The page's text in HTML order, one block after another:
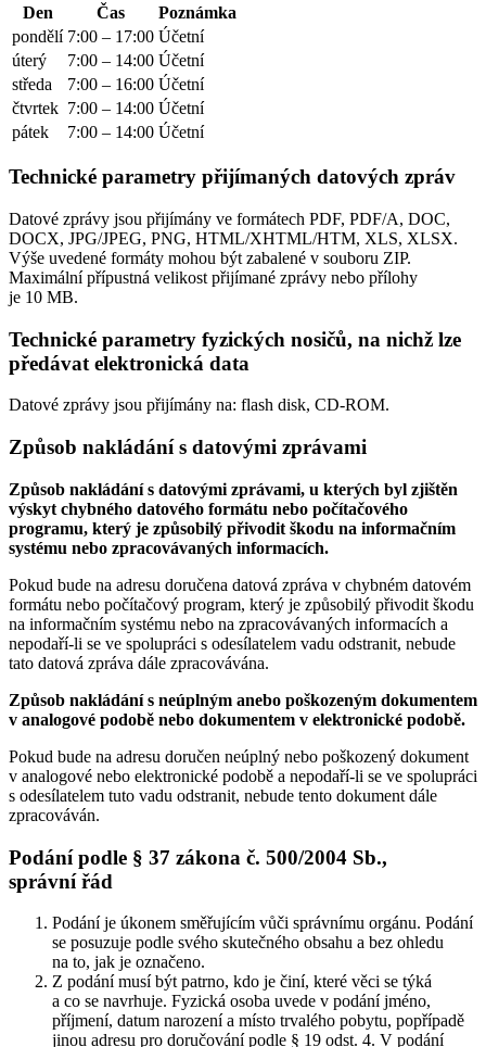
Den
Čas
Poznámka
pondělí 7:00 – 17:00 Účetní
úterý
7:00 – 14:00 Účetní
středa
7:00 – 16:00 Účetní
čtvrtek 7:00 – 14:00 Účetní
pátek
7:00 – 14:00 Účetní
Technické parametry přijímaných datových zpráv
Datové zprávy jsou přijímány ve formátech PDF, PDF/A, DOC,
DOCX, JPG/JPEG, PNG, HTML/XHTML/HTM, XLS, XLSX.
Výše uvedené formáty mohou být zabalené v souboru ZIP.
Maximální přípustná velikost přijímané zprávy nebo přílohy
je 10 MB.
Technické parametry fyzických nosičů, na nichž lze
předávat elektronická data
Datové zprávy jsou přijímány na: flash disk, CD-ROM.
Způsob nakládání s datovými zprávami
Způsob nakládání s datovými zprávami, u kterých byl zjištěn
výskyt chybného datového formátu nebo počítačového
programu, který je způsobilý přivodit škodu na informačním
systému nebo zpracovávaných informacích.
Pokud bude na adresu doručena datová zpráva v chybném datovém
formátu nebo počítačový program, který je způsobilý přivodit škodu
na informačním systému nebo na zpracovávaných informacích a
nepodaří-li se ve spolupráci s odesílatelem vadu odstranit, nebude
tato datová zpráva dále zpracovávána.
Způsob nakládání s neúplným anebo poškozeným dokumentem
v analogové podobě nebo dokumentem v elektronické podobě.
Pokud bude na adresu doručen neúplný nebo poškozený dokument
v analogové nebo elektronické podobě a nepodaří-li se ve spolupráci
s odesílatelem tuto vadu odstranit, nebude tento dokument dále
zpracováván.
Podání podle § 37 zákona č. 500/2004 Sb.,
správní řád
Podání je úkonem směřujícím vůči správnímu orgánu. Podání
se posuzuje podle svého skutečného obsahu a bez ohledu
na to, jak je označeno.
Z podání musí být patrno, kdo je činí, které věci se týká
a co se navrhuje. Fyzická osoba uvede v podání jméno,
příjmení, datum narození a místo trvalého pobytu, popřípadě
jinou adresu pro doručování podle § 19 odst. 4. V podání